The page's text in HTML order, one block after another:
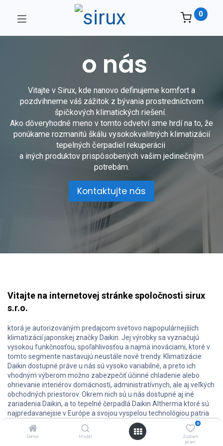
Domov Hľadať
0
Zoznam
prianí
0
o nás
Vitajte v Sirux, kde nanovo definujeme komfort a
pozdvihneme váš zážitok z bývania prostredníctvom
špičkových klimatických riešení.
Ako dôveryhodné meno v tomto odvetví sme hrdí na to, že
ponúkame rozmanitú škálu vysokokvalitných klimatizácií
tepelných čerpadiel rekuperácii
a iných produktov prispôsobených vašim jedinečným
potrebám.
Kontaktujte nás
Vitajte na internetovej stránke spoločnosti sirux
s.r.o.
ktorá je autorizovaným predajcom svetovo najpopulárnejších
klimatizácií japonskej značky Daikin. Jej výrobky sa vyznačujú
vysokou funkčnosťou, spoľahlivosťou a najmä inováciami, ktoré v
tomto segmente nastavujú neustále nové trendy. Klimatizácie
Daikin dostupné práve u nás sú vysoko variabilné, a preto ich
vhodným výberom možno zabezpečiť účinné chladenie alebo
ohrievanie interiérov domácností, administratívnych, ale aj veľkých
obchodných priestorov. Okrem nich sú u nás dostupné aj iné
zariadenia Daikin, a to tepelné čerpadlá Daikin Altherma ktoré sú
najpredavanejsie v Európe a svojou vyspelou technológiou patria
medzi svetovú špičku. Čističky vzduchu získali mnohé ocenenia za
dizajn a ich kvalitu a účinnosť ocenujú popredné svetové
laboratória.V rámci našich služieb vám okrem predaja a